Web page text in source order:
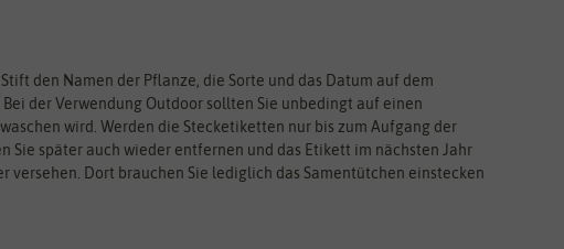
den Namen der Pflanze, die Sorte und das Datum auf dem
der Verwendung Outdoor sollten Sie unbedingt auf einen
wird. Werden die Stecketiketten nur bis zum Aufgang der
später auch wieder entfernen und das Etikett im nächsten Jahr
Dort brauchen Sie lediglich das Samentütchen einstecken